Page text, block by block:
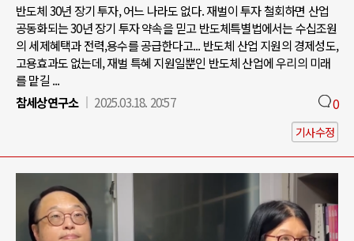
반도체 30년 장기 투자, 어느 나라도 없다. 재벌이 투자 철회하면 산업
공동화되는 30년 장기 투자 약속을 믿고 반도체특별법에서는 수십조원
의 세제혜택과 전력,용수를 공급한다고... 반도체 산업 지원의 경제성도,
고용효과도 없는데, 재벌 특혜 지원일뿐인 반도체 산업에 우리의 미래
를 맡길 ...
참세상연구소
2025.03.18. 20:57 0
기사수정